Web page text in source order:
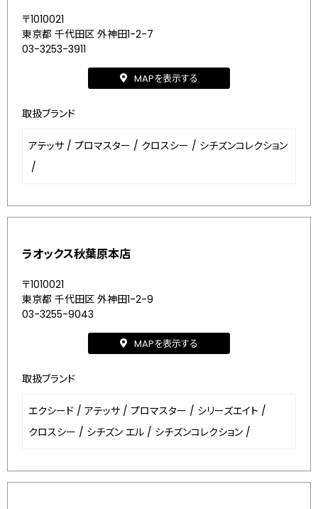
〒1010021
東京都 千代田区 外神田1-2-7
03-3253-3911
MAPを表示する
取扱ブランド
アテッサ / プロマスター / クロスシー / シチズンコレクション
/
ラオックス秋葉原本店
〒1010021
東京都 千代田区 外神田1-2-9
03-3255-9043
MAPを表示する
取扱ブランド
エクシード / アテッサ / プロマスター / シリーズエイト /
クロスシー / シチズン エル / シチズンコレクション /